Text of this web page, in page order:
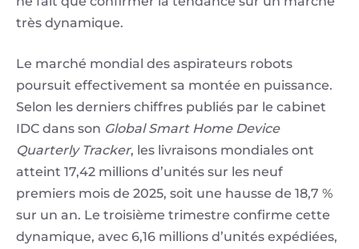
très dynamique.
Le marché mondial des aspirateurs robots
poursuit effectivement sa montée en puissance.
Selon les derniers chiffres publiés par le cabinet
IDC dans son Global Smart Home Device
Quarterly Tracker, les livraisons mondiales ont
atteint 17,42 millions d’unités sur les neuf
premiers mois de 2025, soit une hausse de 18,7 %
sur un an. Le troisième trimestre confirme cette
dynamique, avec 6,16 millions d’unités expédiées,